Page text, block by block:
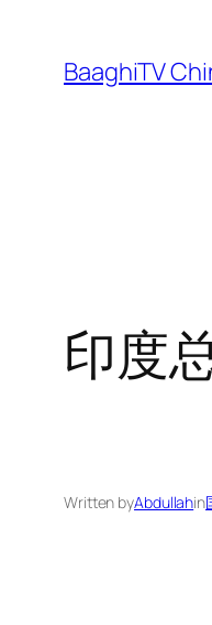
content
BaaghiTV
印度
Written byAbdullahin